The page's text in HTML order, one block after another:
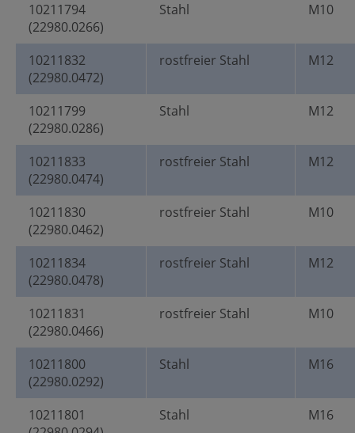
10211794
(22980.0266)
Stahl M10
10211832
(22980.0472)
rostfreier Stahl M12
10211799
(22980.0286)
Stahl M12
10211833
(22980.0474)
rostfreier Stahl M12
10211830
(22980.0462)
rostfreier Stahl M10
10211834
(22980.0478)
rostfreier Stahl M12
10211831
(22980.0466)
rostfreier Stahl M10
10211800
(22980.0292)
Stahl M16
10211801
Stahl M16